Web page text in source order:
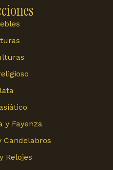
y Fayenza
Candelabros
Relojes